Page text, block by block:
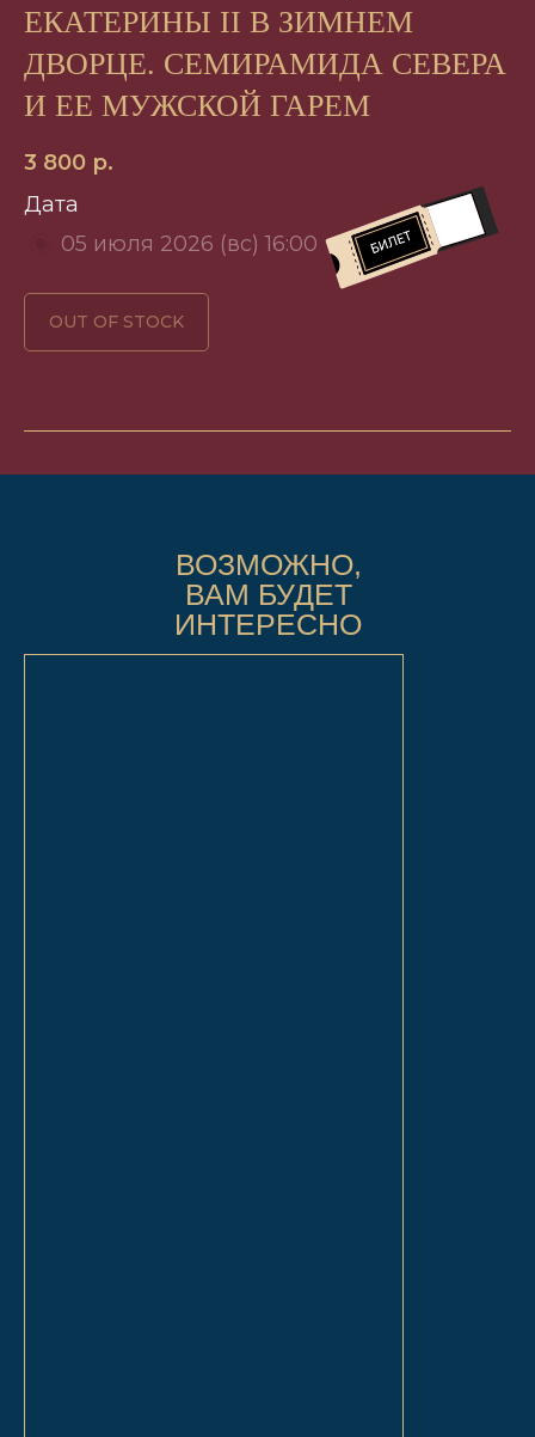
ЕКАТЕРИНЫ II В ЗИМНЕМ
ДВОРЦЕ. СЕМИРАМИДА СЕВЕРА
И ЕЕ МУЖСКОЙ ГАРЕМ
3 800 р.
Дата
05 июля 2026 (вс) 16:00
OUT OF STOCK
ВОЗМОЖНО,
ВАМ БУДЕТ
ИНТЕРЕСНО